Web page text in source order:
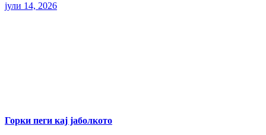
јули 14, 2026
Горки пеги кај јаболкото